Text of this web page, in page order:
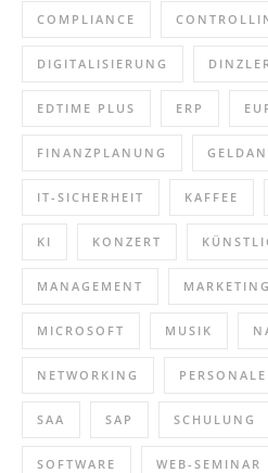
COMPLIANCE
DIGITALISIERUNG
EDTIME PLUS ERP
FINANZPLANUNG
IT-SICHERHEIT KAFFEE
KI KONZERT
MANAGEMENT MARKETING
MICROSOFT MUSIK
NETWORKING
SAA SAP SCHULUNG
SOFTWARE WEB-SEMINAR